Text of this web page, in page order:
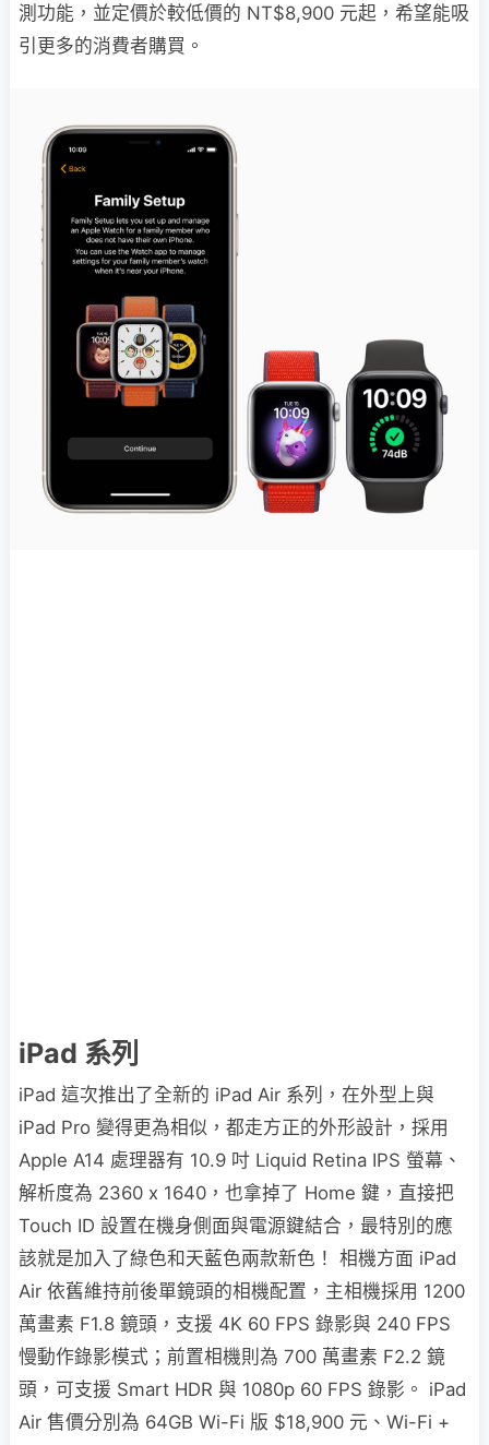
測功能，並定價於較低價的 NT$8,900 元起，希望能吸
引更多的消費者購買。
iPad 系列
iPad 這次推出了全新的 iPad Air 系列，在外型上與
iPad Pro 變得更為相似，都走方正的外形設計，採用
Apple A14 處理器有 10.9 吋 Liquid Retina IPS 螢幕、
解析度為 2360 x 1640，也拿掉了 Home 鍵，直接把
Touch ID 設置在機身側面與電源鍵結合，最特別的應
該就是加入了綠色和天藍色兩款新色！ 相機方面 iPad
Air 依舊維持前後單鏡頭的相機配置，主相機採用 1200
萬畫素 F1.8 鏡頭，支援 4K 60 FPS 錄影與 240 FPS
慢動作錄影模式；前置相機則為 700 萬畫素 F2.2 鏡
頭，可支援 Smart HDR 與 1080p 60 FPS 錄影。 iPad
Air 售價分別為 64GB Wi-Fi 版 $18,900 元、Wi-Fi +